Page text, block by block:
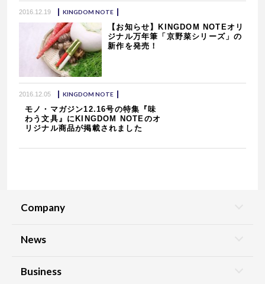
2016.12.19 KINGDOM NOTE
【お知らせ】KINGDOM NOTEオリ
ジナル万年筆「京野菜シリーズ」の
新作を発売！
2016.12.05 KINGDOM NOTE
モノ・マガジン12.16号の特集『味
わう文具』にKINGDOM NOTEのオ
リジナル商品が掲載されました
Company
News
Business